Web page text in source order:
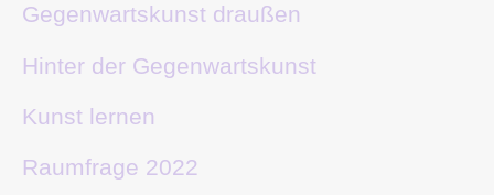
Gegenwartskunst draußen
Hinter der Gegenwartskunst
Kunst lernen
Raumfrage 2022